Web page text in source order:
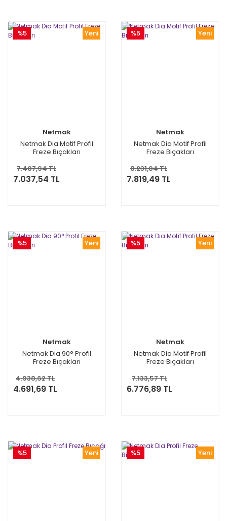
Yeni
%5
Netmak
Netmak Dia Motif Profil
Freze Bıçakları
7.407,94 TL
7.037,54 TL
Yeni
%5
Netmak
Netmak Dia Motif Profil
Freze Bıçakları
8.231,04 TL
7.819,49 TL
Yeni
%5
Netmak
Netmak Dia 90° Profil
Freze Bıçakları
4.938,62 TL
4.691,69 TL
Yeni
%5
Netmak
Netmak Dia Motif Profil
Freze Bıçakları
7.133,57 TL
6.776,89 TL
Yeni
%5 Yeni
%5